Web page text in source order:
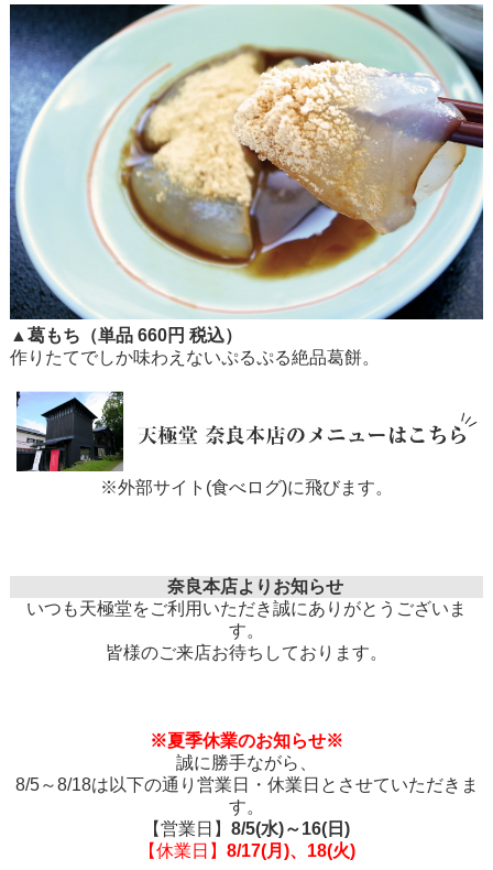
▲葛もち（単品 660円 税込）
作りたてでしか味わえないぷるぷる絶品葛餅。
※外部サイト(食べログ)に飛びます。
奈良本店よりお知らせ
いつも天極堂をご利用いただき誠にありがとうございま
す。
皆様のご来店お待ちしております。
※夏季休業のお知らせ※
誠に勝手ながら、
8/5～8/18は以下の通り営業日・休業日とさせていただきま
す。
【営業日】 8/5(水)～16(日)
【休業日】 8/17(月)、18(火)